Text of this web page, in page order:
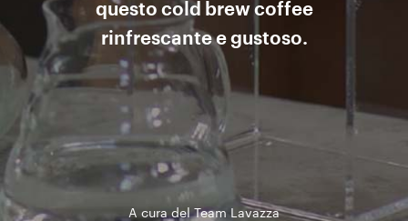
questo cold brew coffee
rinfrescante e gustoso.
A cura del Team Lavazza